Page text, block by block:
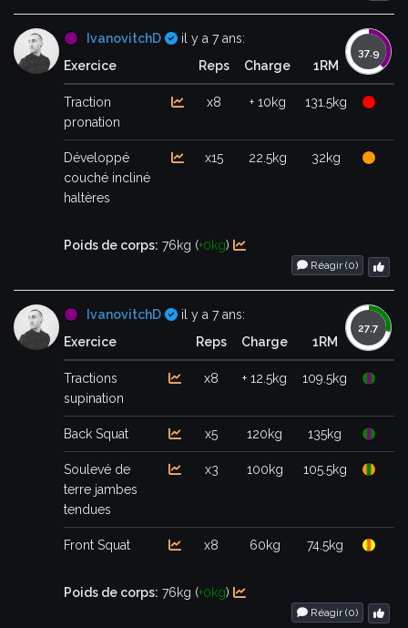
IvanovitchD Certifié
il y a 7 ans:
Exercice
Reps Charge 1RM
Traction
pronation
x8 + 10kg 131.5kg
Développé
couché incliné
haltères
x15 22.5kg 32kg
Poids de corps: 76kg (+0kg)
Réagir (0)
IvanovitchD Certifié
il y a 7 ans:
Exercice
Reps Charge 1RM
Tractions
supination
x8 + 12.5kg 109.5kg
Back Squat x5 120kg 135kg
Soulevé de
terre jambes
tendues
x3 100kg 105.5kg
Front Squat x8 60kg 74.5kg
Poids de corps: 76kg (+0kg)
Réagir (0)